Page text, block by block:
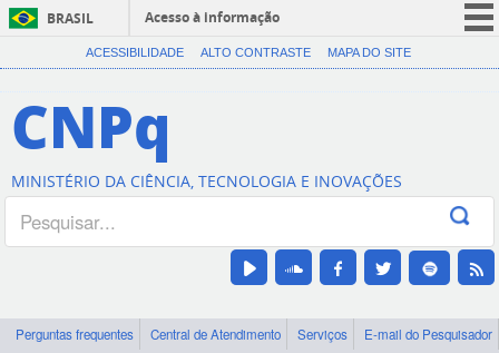
BRASIL
Acesso à informação
CORONAVÍRUS (COVID-19)
Canais
ACESSIBILIDADE ALTO CONTRASTE MAPA DO SITE
CNPq
MINISTÉRIO DA CIÊNCIA, TECNOLOGIA E INOVAÇÕES
Perguntas frequentes Central de Atendimento Serviços
E-mail do Pesquisador